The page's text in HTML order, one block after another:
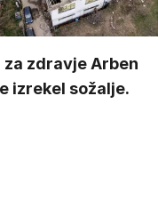
zdravje Arben
izrekel sožalje.